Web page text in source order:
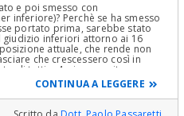
e poi smesso con
inferiore)? Perchè se ha smesso
portato prima, sarebbe stato
inferiori attorno ai 16
attuale, che rende non
che crescessero così in
tutti e 4, sia per evitare
che potrebbero insorgere,
etc. Infatti la statistica ci dice che
veramente spazio opportuno
dei soggetti non ne ha. Quindi
CONTINUA A LEGGERE